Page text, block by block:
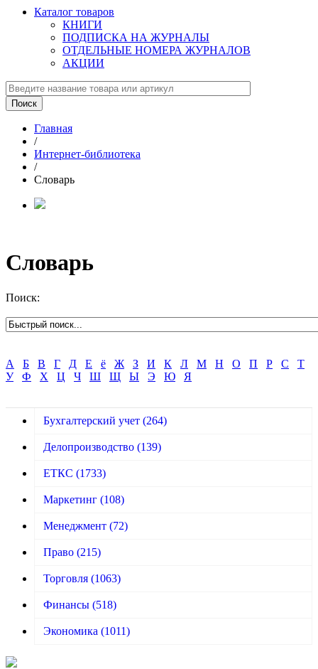
Каталог товаров
КНИГИ
ПОДПИСКА НА ЖУРНАЛЫ
ОТДЕЛЬНЫЕ НОМЕРА ЖУРНАЛОВ
АКЦИИ
Главная
/
Интернет-библиотека
/
Словарь
Словарь
Поиск:
А Б В Г Д Е ё Ж З И К Л М Н О П Р С
Т
У
Ф Х Ц Ч Ш Щ Ы Э Ю Я
Бухгалтерский учет (264)
Делопроизводство (139)
ЕТКС (1733)
Маркетинг (108)
Менеджмент (72)
Право (215)
Торговля (1063)
Финансы (518)
Экономика (1011)